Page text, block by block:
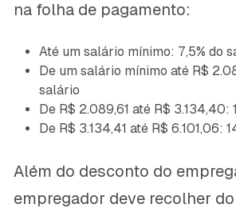
na folha de pagamento:
Até um salário mínimo: 7,5% do
De um salário mínimo até R$
salário
De R$ 2.089,61 até R$ 3.134,40:
De R$ 3.134,41 até R$ 6.101,06:
Além do desconto do
empregador deve recolher